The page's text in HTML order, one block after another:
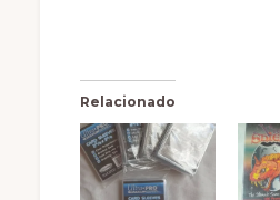
Relacionado